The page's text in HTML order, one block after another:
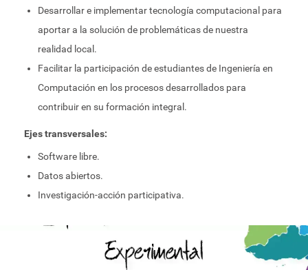
Desarrollar e implementar tecnología computacional para
aportar a la solución de problemáticas de nuestra
realidad local.
Facilitar la participación de estudiantes de Ingeniería en
Computación en los procesos desarrollados para
contribuir en su formación integral.
Ejes transversales:
Software libre.
Datos abiertos.
Investigación-acción participativa.